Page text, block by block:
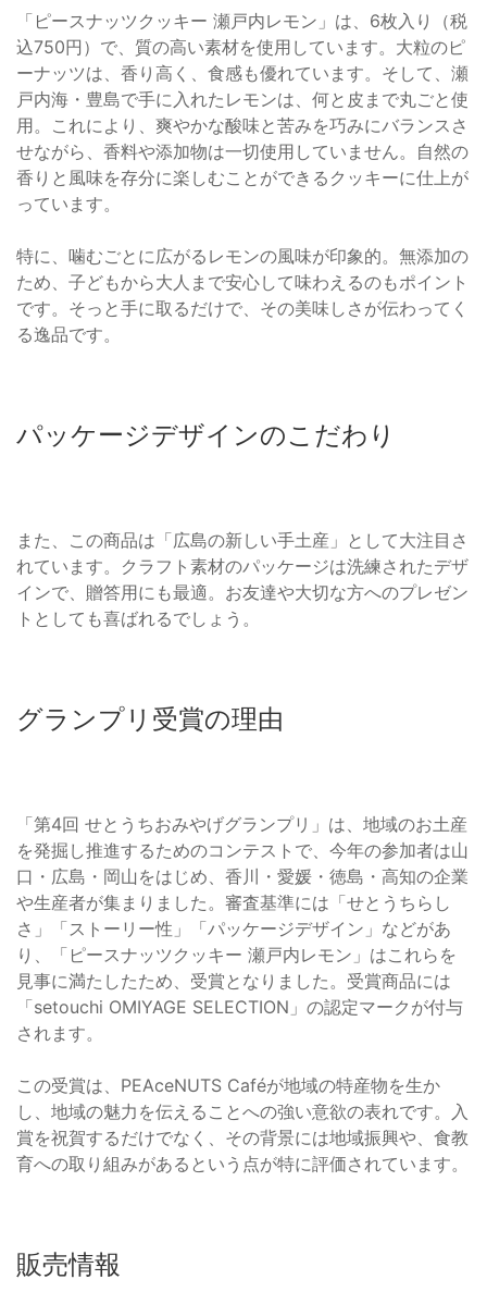
「ピースナッツクッキー 瀬戸内レモン」は、6枚入り（税
込750円）で、質の高い素材を使用しています。大粒のピ
ーナッツは、香り高く、食感も優れています。そして、瀬
戸内海・豊島で手に入れたレモンは、何と皮まで丸ごと使
用。これにより、爽やかな酸味と苦みを巧みにバランスさ
せながら、香料や添加物は一切使用していません。自然の
香りと風味を存分に楽しむことができるクッキーに仕上が
っています。
特に、噛むごとに広がるレモンの風味が印象的。無添加の
ため、子どもから大人まで安心して味わえるのもポイント
です。そっと手に取るだけで、その美味しさが伝わってく
る逸品です。
パッケージデザインのこだわり
また、この商品は「広島の新しい手土産」として大注目さ
れています。クラフト素材のパッケージは洗練されたデザ
インで、贈答用にも最適。お友達や大切な方へのプレゼン
トとしても喜ばれるでしょう。
グランプリ受賞の理由
「第4回 せとうちおみやげグランプリ」は、地域のお土産
を発掘し推進するためのコンテストで、今年の参加者は山
口・広島・岡山をはじめ、香川・愛媛・徳島・高知の企業
や生産者が集まりました。審査基準には「せとうちらし
さ」「ストーリー性」「パッケージデザイン」などがあ
り、「ピースナッツクッキー 瀬戸内レモン」はこれらを
見事に満たしたため、受賞となりました。受賞商品には
「setouchi OMIYAGE SELECTION」の認定マークが付与
されます。
この受賞は、PEAceNUTS Caféが地域の特産物を生か
し、地域の魅力を伝えることへの強い意欲の表れです。入
賞を祝賀するだけでなく、その背景には地域振興や、食教
育への取り組みがあるという点が特に評価されています。
販売情報